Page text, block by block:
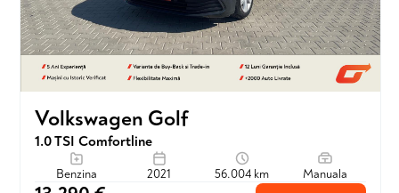
Volkswagen Golf
1.0 TSI Comfortline
Benzina 2021 56.004 km Manuala